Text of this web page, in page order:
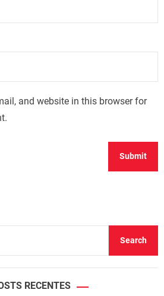
and website in this browser for
Search
RECENTES